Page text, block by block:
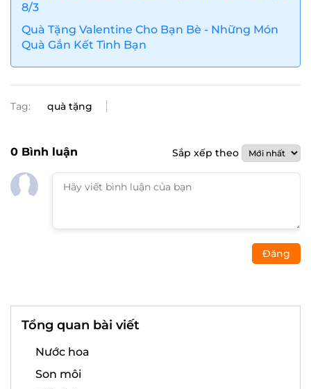
8/3
Quà Tặng Valentine Cho Bạn Bè - Những Món
Quà Gắn Kết Tình Bạn
Tag: quà tặng
0 Bình luận Sắp xếp theo
Đăng
Tổng quan bài viết
Nước hoa
Son môi